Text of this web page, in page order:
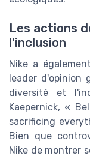
Les actions
l'inclusion
Nike a
leader d'opinion
diversité et
Kaepernick, «
sacrificing
Bien que
Nike de montrer